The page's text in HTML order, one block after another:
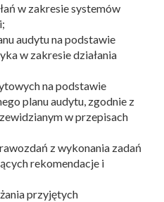
w zakresie systemów
audytu na podstawie
w zakresie działania
na podstawie
planu audytu, zgodnie z
w przepisach
z wykonania zadań
rekomendacje i
przyjętych